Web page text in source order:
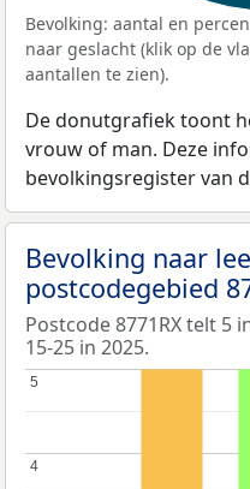
Bevolking: aantal en
naar geslacht (klik op de
aantallen te zien).
De donutgrafiek toont
vrouw of man. Deze
bevolkingsregister van
Bevolking naar
postcodegebied
Postcode 8771RX telt 5
15-25 in 2025.
4
4
5
5